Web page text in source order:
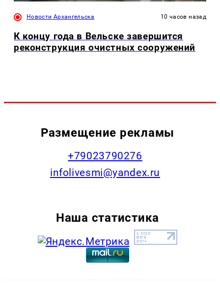
Новости Архангельска 10 часов назад
К концу года в Вельске завершится
реконструкция очистных сооружений
Размещение рекламы
+79023790276
infolivesmi@yandex.ru
Наша статистика